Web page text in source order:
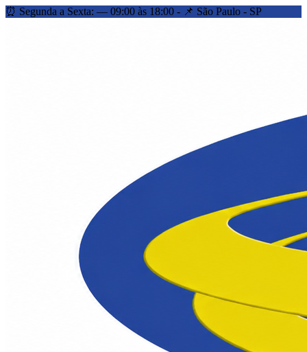
⏰ Segunda a Sexta: — 09:00 às 18:00 - 📌 São Paulo - SP